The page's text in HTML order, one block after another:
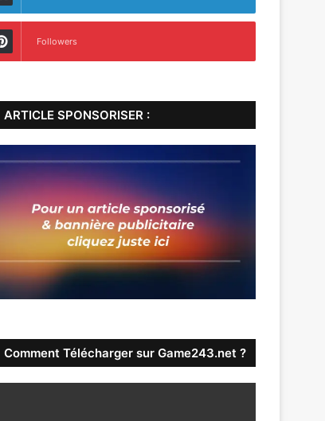
Followers
ARTICLE SPONSORISER :
Comment Télécharger sur Game243.net ?